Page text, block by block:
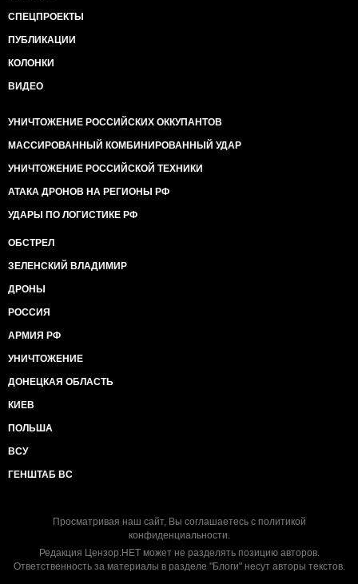
СПЕЦПРОЕКТЫ
ПУБЛИКАЦИИ
КОЛОНКИ
ВИДЕО
УНИЧТОЖЕНИЕ РОССИЙСКИХ ОККУПАНТОВ
МАССИРОВАННЫЙ КОМБИНИРОВАННЫЙ УДАР
УНИЧТОЖЕНИЕ РОССИЙСКОЙ ТЕХНИКИ
АТАКА ДРОНОВ НА РЕГИОНЫ РФ
УДАРЫ ПО ЛОГИСТИКЕ РФ
ОБСТРЕЛ
ЗЕЛЕНСКИЙ ВЛАДИМИР
ДРОНЫ
РОССИЯ
АРМИЯ РФ
УНИЧТОЖЕНИЕ
ДОНЕЦКАЯ ОБЛАСТЬ
КИЕВ
ПОЛЬША
ВСУ
ГЕНШТАБ ВС
Просматривая наш сайт, Вы соглашаетесь с политикой
конфиденциальности.
Редакция Цензор.НЕТ может не разделять позицию авторов.
Ответственность за материалы в разделе "Блоги" несут авторы текстов.